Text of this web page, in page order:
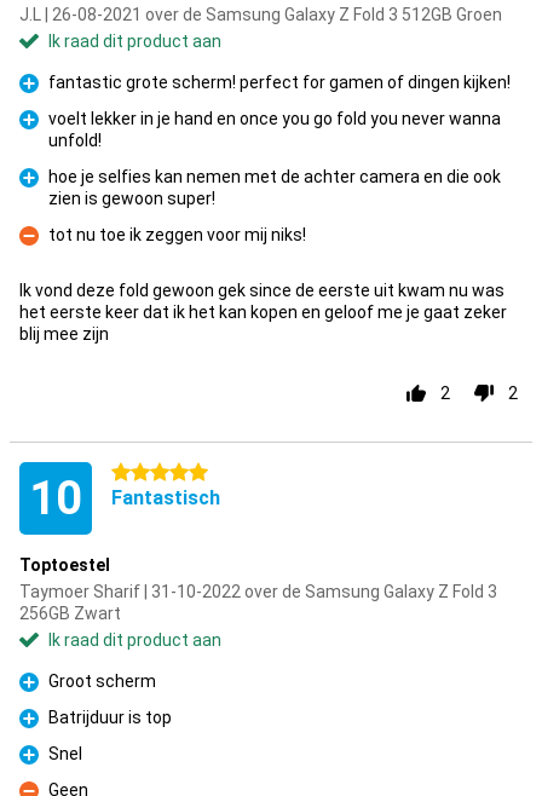
J.L | 26-08-2021 over de Samsung Galaxy Z Fold 3 512GB Groen
Ik raad dit product aan
Pluspunt
fantastic grote scherm! perfect for gamen of dingen kijken!
Pluspunt
voelt lekker in je hand en once you go fold you never wanna
unfold!
Pluspunt
hoe je selfies kan nemen met de achter camera en die ook
zien is gewoon super!
Minpunt
tot nu toe ik zeggen voor mij niks!
Ik vond deze fold gewoon gek since de eerste uit kwam nu was
het eerste keer dat ik het kan kopen en geloof me je gaat zeker
blij mee zijn
2 2
10 5 sterren
Fantastisch
Toptoestel
Taymoer Sharif | 31-10-2022 over de Samsung Galaxy Z Fold 3
256GB Zwart
Ik raad dit product aan
Pluspunt
Groot scherm
Pluspunt
Batrijduur is top
Pluspunt
Snel
Geen